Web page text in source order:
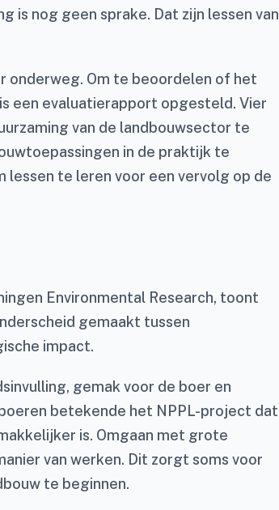
is nog geen sprake. Dat zijn lessen van
onderweg. Om te beoordelen of het
een evaluatierapport opgesteld. Vier
van de landbouwsector te
in de praktijk te
lessen te leren voor een vervolg op de
Environmental Research, toont
gemaakt tussen
impact.
gemak voor de boer en
betekende het NPPL-project dat
is. Omgaan met grote
van werken. Dit zorgt soms voor
te beginnen.